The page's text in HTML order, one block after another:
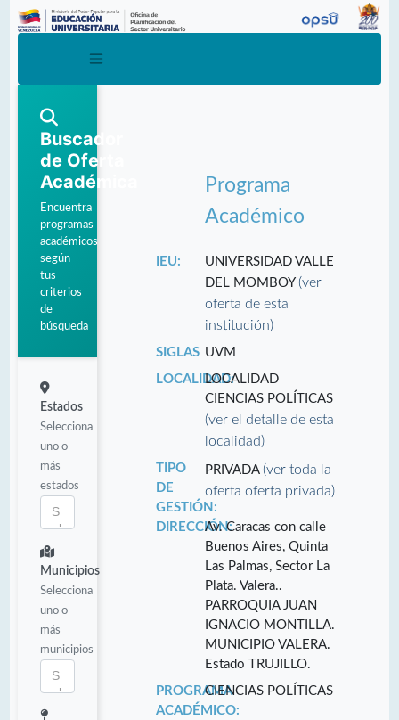
Buscador
de Oferta
Académica
Encuentra
programas
académicos
según
tus
criterios
de
búsqueda
Estados
Selecciona
uno o
más
estados
Municipios
Selecciona
uno o
más
municipios
Programa
Académico
IEU:
UNIVERSIDAD VALLE
DEL MOMBOY(ver
oferta de esta
institución)
SIGLAS UVM
LOCALIDAD:LOCALIDAD
CIENCIAS POLÍTICAS
(ver el detalle de esta
localidad)
TIPO
DE
GESTIÓN:
PRIVADA(ver toda la
oferta oferta privada)
DIRECCIÓN:Av. Caracas con calle
Buenos Aires, Quinta
Las Palmas, Sector La
Plata. Valera..
PARROQUIA JUAN
IGNACIO MONTILLA.
MUNICIPIO VALERA.
Estado TRUJILLO.
PROGRAMA
ACADÉMICO:
CIENCIAS POLÍTICAS